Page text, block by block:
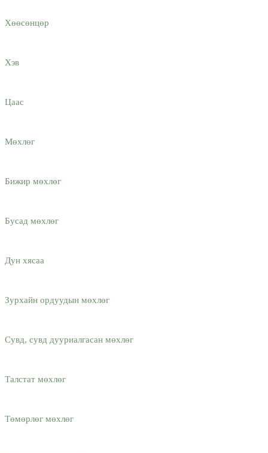
Хөөсөнцөр
Хэв
Цаас
Мөхлөг
Бижир мөхлөг
Бусад мөхлөг
Дун хясаа
Зурхайн ордуудын мөхлөг
Сувд, сувд дууриалгасан мөхлөг
Талстат мөхлөг
Төмөрлөг мөхлөг